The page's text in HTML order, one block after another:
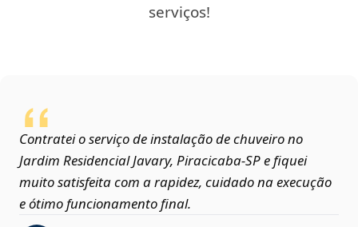
serviços!
Contratei o serviço de instalação de chuveiro no
Jardim Residencial Javary, Piracicaba‑SP e fiquei
muito satisfeita com a rapidez, cuidado na execução
e ótimo funcionamento final.